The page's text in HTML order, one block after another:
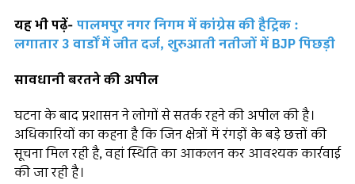
यह भी पढ़ें- पालमपुर नगर निगम में कांग्रेस की हैट्रिक :
लगातार 3 वार्डों में जीत दर्ज, शुरुआती नतीजों में BJP पिछड़ी
सावधानी बरतने की अपील
घटना के बाद प्रशासन ने लोगों से सतर्क रहने की अपील की है।
अधिकारियों का कहना है कि जिन क्षेत्रों में रंगड़ों के बड़े छत्तों की
सूचना मिल रही है, वहां स्थिति का आकलन कर आवश्यक कार्रवाई
की जा रही है।